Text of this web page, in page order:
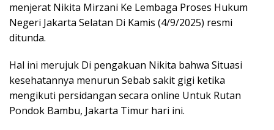
menjerat Nikita Mirzani Ke Lembaga Proses Hukum
Negeri Jakarta Selatan Di Kamis (4/9/2025) resmi
ditunda.
Hal ini merujuk Di pengakuan Nikita bahwa Situasi
kesehatannya menurun Sebab sakit gigi ketika
mengikuti persidangan secara online Untuk Rutan
Pondok Bambu, Jakarta Timur hari ini.